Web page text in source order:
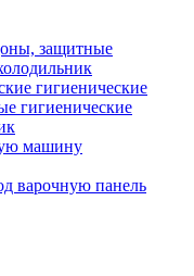
защитные
гигиенические
гигиенические
машину
варочную панель